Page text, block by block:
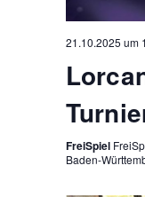
21.10.2025 um
FreiSpiel
Baden-